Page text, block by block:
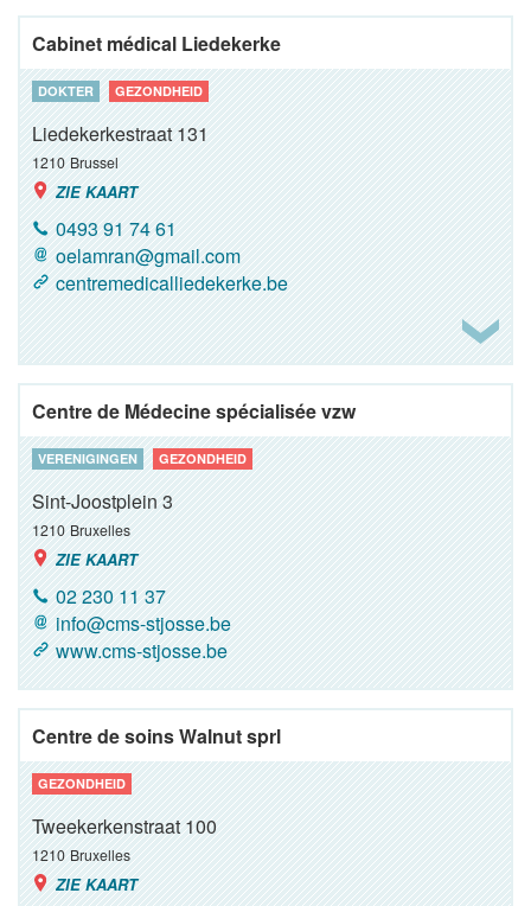
Cabinet médical Liedekerke
DOKTER GEZONDHEID
Liedekerkestraat 131
1210 Brussel
ZIE KAART
0493 91 74 61
oelamran@gmail.com
centremedicalliedekerke.be
Centre de Médecine spécialisée vzw
VERENIGINGEN GEZONDHEID
Sint-Joostplein 3
1210 Bruxelles
ZIE KAART
02 230 11 37
info@cms-stjosse.be
www.cms-stjosse.be
Centre de soins Walnut sprl
GEZONDHEID
Tweekerkenstraat 100
1210 Bruxelles
ZIE KAART